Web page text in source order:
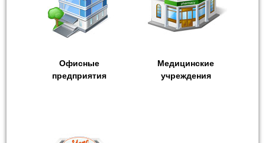
Офисные
предприятия
Медицинские
учреждения